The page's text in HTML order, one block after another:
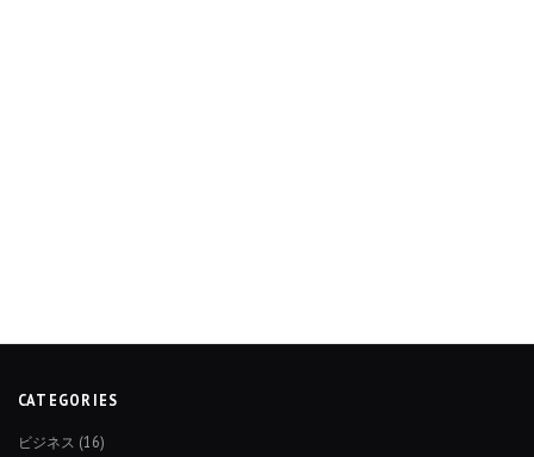
CATEGORIES
ビジネス (16)